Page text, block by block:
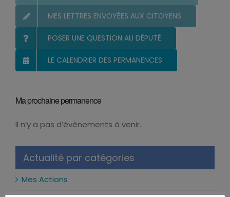
MES LETTRES ENVOYÉES AUX CITOYENS
POSER UNE QUESTION AU DÉPUTÉ
LE CALENDRIER DES PERMANENCES
Ma prochaine permanence
Notice
Il n’y a pas d’évènements à venir.
Actualité par catégories
Mes Actions